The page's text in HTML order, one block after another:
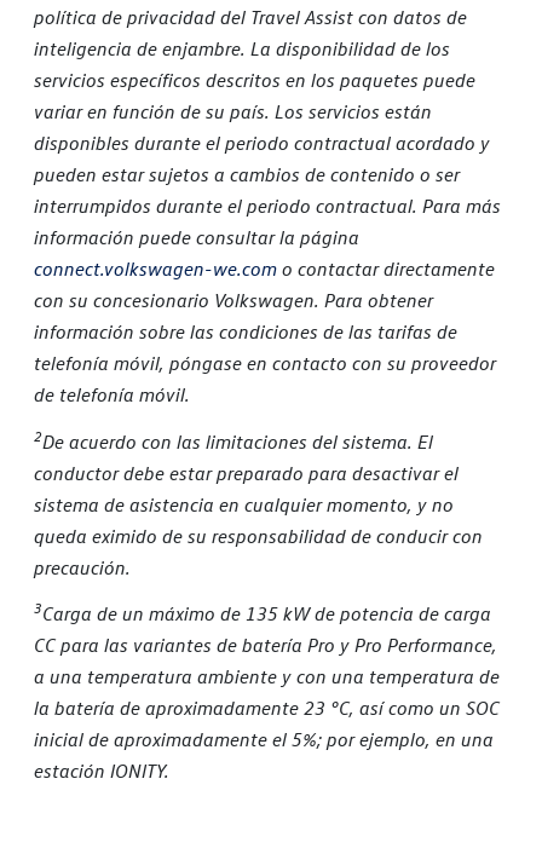
política de privacidad del Travel Assist con datos de
inteligencia de enjambre. La disponibilidad de los
servicios específicos descritos en los paquetes puede
variar en función de su país. Los servicios están
disponibles durante el periodo contractual acordado y
pueden estar sujetos a cambios de contenido o ser
interrumpidos durante el periodo contractual. Para más
información puede consultar la página
connect.volkswagen-we.com o contactar directamente
con su concesionario Volkswagen. Para obtener
información sobre las condiciones de las tarifas de
telefonía móvil, póngase en contacto con su proveedor
de telefonía móvil.
2De acuerdo con las limitaciones del sistema. El
conductor debe estar preparado para desactivar el
sistema de asistencia en cualquier momento, y no
queda eximido de su responsabilidad de conducir con
precaución.
3Carga de un máximo de 135 kW de potencia de carga
CC para las variantes de batería Pro y Pro Performance,
a una temperatura ambiente y con una temperatura de
la batería de aproximadamente 23 °C, así como un SOC
inicial de aproximadamente el 5%; por ejemplo, en una
estación IONITY.